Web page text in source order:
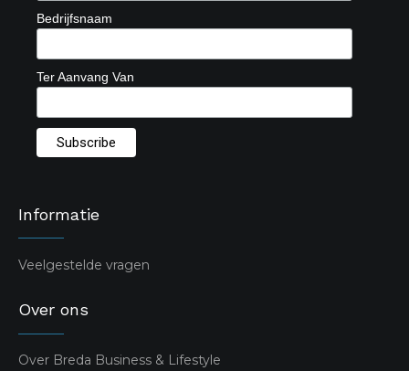
Bedrijfsnaam
Ter Aanvang Van
Informatie
Veelgestelde vragen
Over ons
Over Breda Business & Lifestyle